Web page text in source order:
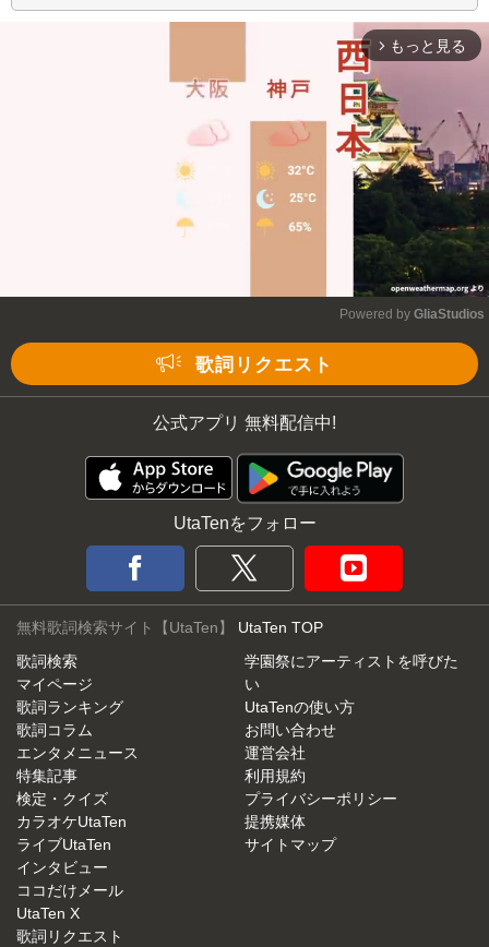
arrow_forward_ios もっと見る
Powered by GliaStudios
歌詞リクエスト
公式アプリ 無料配信中!
UtaTenをフォロー
無料歌詞検索サイト【UtaTen】 UtaTen TOP
歌詞検索
マイページ
歌詞ランキング
歌詞コラム
エンタメニュース
特集記事
検定・クイズ
カラオケUtaTen
ライブUtaTen
インタビュー
ココだけメール
UtaTen X
歌詞リクエスト
学園祭にアーティストを呼びた
い
UtaTenの使い方
お問い合わせ
運営会社
利用規約
プライバシーポリシー
提携媒体
サイトマップ